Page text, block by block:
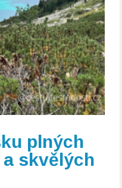
plných
skvělých